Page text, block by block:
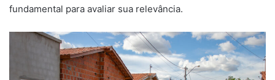
fundamental para avaliar sua relevância.